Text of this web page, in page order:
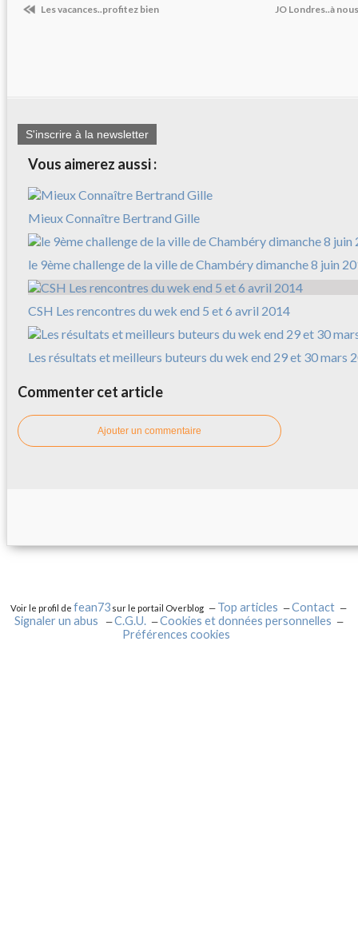
Les vacances..profitez bien JO Londres..à
S'inscrire à la newsletter
Vous aimerez aussi :
Mieux Connaître Bertrand Gille
le 9ème challenge de la ville de Chambéry dimanche 8 juin
CSH Les rencontres du wek end 5 et 6 avril 2014
Les résultats et meilleurs buteurs du wek end 29 et 30 mars
Commenter cet article
Ajouter un commentaire
Voir le profil defean73 sur le portail Overblog Top articles
Contact
Signaler un abus
C.G.U.
Cookies et données personnelles
Préférences cookies